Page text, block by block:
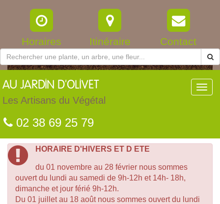
Horaires Itinéraire Contact
AU JARDIN D'OLIVET
Les Artisans du Végétal
02 38 69 25 79
HORAIRE D'HIVERS ET D ETE
du 01 novembre au 28 février nous sommes
ouvert du lundi au samedi de 9h-12h et 14h- 18h,
dimanche et jour férié 9h-12h.
Du 01 juillet au 18 août nous sommes ouvert du lundi